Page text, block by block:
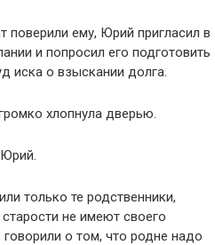
поверили ему, Юрий пригласил в
и попросил его подготовить
иска о взыскании долга.
хлопнула дверью.
Юрий.
только те родственники,
не имеют своего
о том, что родне надо